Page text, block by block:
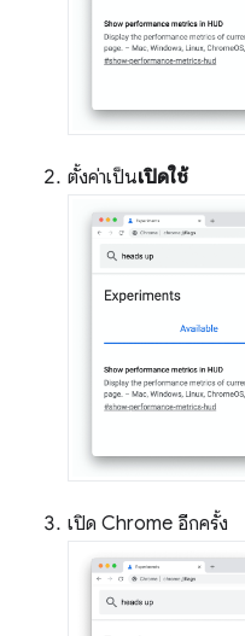
ตั้งค่าเป็นเปิดใช้
เปิด Chrome อีกครั้ง